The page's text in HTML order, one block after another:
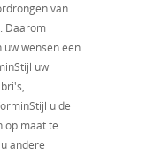
van
Daarom
wensen een
uw
u de
op maat te
andere